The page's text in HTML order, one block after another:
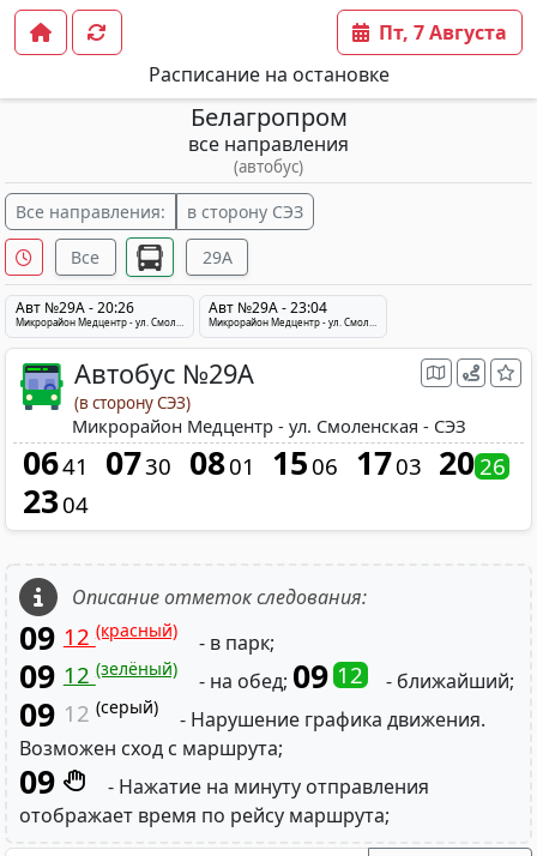
Расписание на остановке
Пт, 7 Августа
Белагропром
все направления
(автобус)
Все направления: в сторону СЭЗ
Все 29A
Авт №29A - 20:26 Авт №29A - 23:04
Автобус №29A
(в сторону СЭЗ)
Микрорайон Медцентр - ул. Смоленская - СЭЗ
0641 0730 0801 15 06 1703 2026
2304
Описание отметок следования:
09 12(красный) - в парк;
09 12(зелёный) - на обед; 09 12 - ближайший;
09 12 (серый)
- Нарушение графика движения.
Возможен сход с маршрута;
09
- Нажатие на минуту отправления
отображает время по рейсу маршрута;